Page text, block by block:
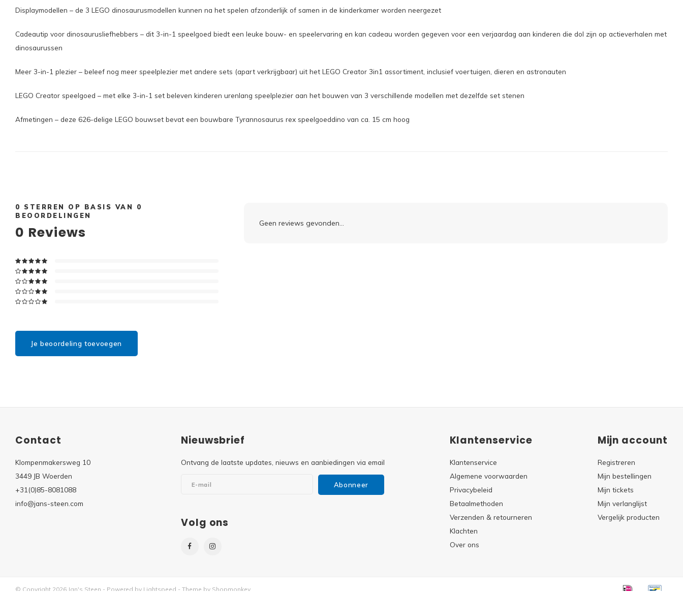
Displaymodellen – de 3 LEGO dinosaurusmodellen kunnen na het spelen afzonderlijk of samen in de kinderkamer worden neergezet
Cadeautip voor dinosaurusliefhebbers – dit 3-in-1 speelgoed biedt een leuke bouw- en speelervaring en kan cadeau worden gegeven voor een verjaardag aan kinderen die dol zijn op actieverhalen met
dinosaurussen
Meer 3-in-1 plezier – beleef nog meer speelplezier met andere sets (apart verkrijgbaar) uit het LEGO Creator 3in1 assortiment, inclusief voertuigen, dieren en astronauten
LEGO Creator speelgoed – met elke 3-in-1 set beleven kinderen urenlang speelplezier aan het bouwen van 3 verschillende modellen met dezelfde set stenen
Afmetingen – deze 626-delige LEGO bouwset bevat een bouwbare Tyrannosaurus rex speelgoeddino van ca. 15 cm hoog
0 STERREN OP BASIS VAN 0
BEOORDELINGEN
0 Reviews
Je beoordeling toevoegen
Geen reviews gevonden...
Contact
Klompenmakersweg 10
3449 JB Woerden
+31(0)85-8081088
info@jans-steen.com
Nieuwsbrief
Ontvang de laatste updates, nieuws en aanbiedingen via email
Abonneer
Volg ons
Klantenservice
Klantenservice
Algemene voorwaarden
Privacybeleid
Betaalmethoden
Verzenden & retourneren
Klachten
Over ons
Mijn account
Registreren
Mijn bestellingen
Mijn tickets
Mijn verlanglijst
Vergelijk producten
© Copyright 2026 Jan's Steen - Powered by Lightspeed - Theme by Shopmonkey